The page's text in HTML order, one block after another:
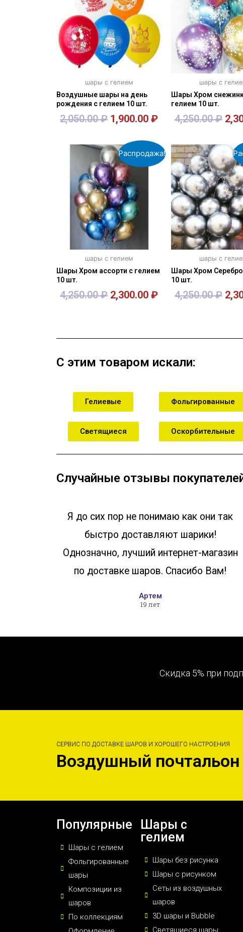
шары с гелием
Воздушные шары на день
рождения с гелием 10 шт.
2,050.00₽ 1,900.00₽
шары с
Шары Хром
гелием 10 шт.
4,250.00₽
Распродажа!
шары с гелием
Шары Хром ассорти с гелием
10 шт.
4,250.00₽ 2,300.00₽
шары с
Шары Хром Серебро
10 шт.
4,250.00₽
С этим товаром искали:
Гелиевые
Светящиеся
Фольгированные
Оскорбительные
Случайные отзывы
Я до сих пор не понимаю как они так
быстро доставляют шарики!
Однозначно, лучший интернет-магазин
по доставке шаров. Спасибо Вам!
Артем
19 лет
Скидка 5% при
СЕРВИС ПО ДОСТАВКЕ ШАРОВ И ХОРОШЕГО НАСТРОЕНИЯ
Воздушный почтальон
Популярные
Шары с гелием
Фольгированные
шары
Композиции из
шаров
По коллекциям
Шары с
гелием
Шары без рисунка
Шары с рисунком
Сеты из воздушных
шаров
3D шары и Bubble
Светящиеся шары